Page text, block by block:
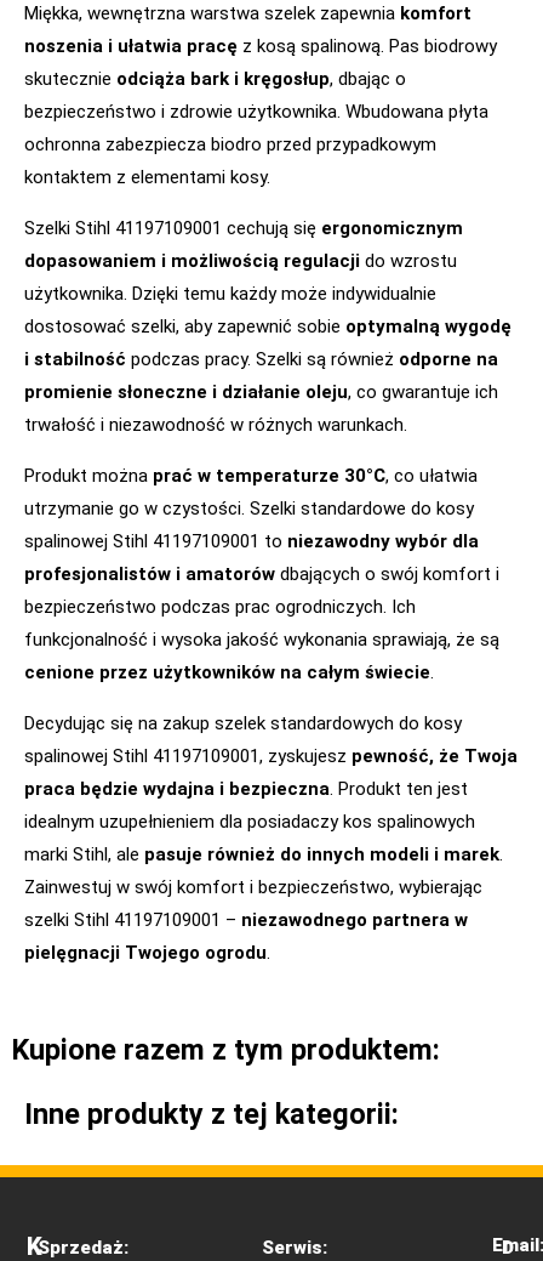
Miękka, wewnętrzna warstwa szelek zapewnia komfort
noszenia i ułatwia pracę z kosą spalinową. Pas biodrowy
skutecznie odciąża bark i kręgosłup, dbając o
bezpieczeństwo i zdrowie użytkownika. Wbudowana płyta
ochronna zabezpiecza biodro przed przypadkowym
kontaktem z elementami kosy.
Szelki Stihl 41197109001 cechują się ergonomicznym
dopasowaniem i możliwością regulacji do wzrostu
użytkownika. Dzięki temu każdy może indywidualnie
dostosować szelki, aby zapewnić sobie optymalną wygodę
i stabilność podczas pracy. Szelki są również odporne na
promienie słoneczne i działanie oleju, co gwarantuje ich
trwałość i niezawodność w różnych warunkach.
Produkt można prać w temperaturze 30°C, co ułatwia
utrzymanie go w czystości. Szelki standardowe do kosy
spalinowej Stihl 41197109001 to niezawodny wybór dla
profesjonalistów i amatorów dbających o swój komfort i
bezpieczeństwo podczas prac ogrodniczych. Ich
funkcjonalność i wysoka jakość wykonania sprawiają, że są
cenione przez użytkowników na całym świecie.
Decydując się na zakup szelek standardowych do kosy
spalinowej Stihl 41197109001, zyskujesz pewność, że Twoja
praca będzie wydajna i bezpieczna. Produkt ten jest
idealnym uzupełnieniem dla posiadaczy kos spalinowych
marki Stihl, ale pasuje również do innych modeli i marek.
Zainwestuj w swój komfort i bezpieczeństwo, wybierając
szelki Stihl 41197109001 – niezawodnego partnera w
pielęgnacji Twojego ogrodu.
Kupione razem z tym produktem:
Inne produkty z tej kategorii:
KSprzedaż: Serwis:
Email:
D